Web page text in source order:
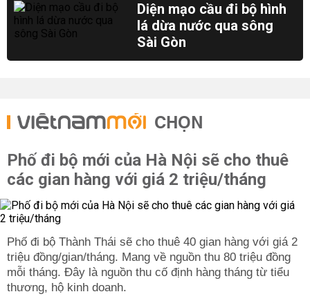
Diện mạo cầu đi bộ hình
lá dừa nước qua sông
Sài Gòn
CHỌN
Phố đi bộ mới của Hà Nội sẽ cho thuê
các gian hàng với giá 2 triệu/tháng
Phố đi bộ Thành Thái sẽ cho thuê 40 gian hàng với giá 2
triệu đồng/gian/tháng. Mang về nguồn thu 80 triệu đồng
mỗi tháng. Đây là nguồn thu cố định hàng tháng từ tiểu
thương, hộ kinh doanh.